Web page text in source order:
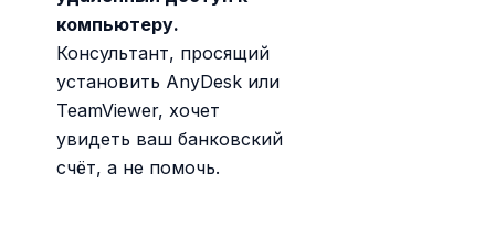
компьютеру.
Консультант, просящий
установить AnyDesk или
TeamViewer, хочет
увидеть ваш банковский
счёт, а не помочь.